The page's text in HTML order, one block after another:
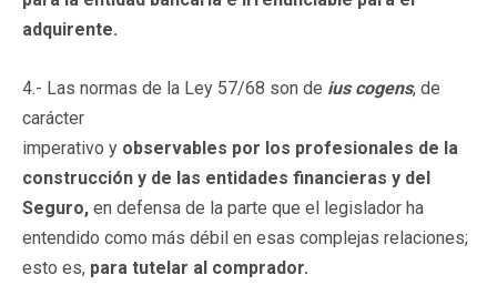
adquirente.
4.- Las normas de la Ley 57/68 son de ius cogens, de
carácter
imperativo y observables por los profesionales de la
construcción y de las entidades financieras y del
Seguro, en defensa de la parte que el legislador ha
entendido como más débil en esas complejas relaciones;
esto es, para tutelar al comprador.